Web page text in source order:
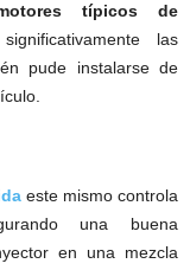
típicos de
las
pude instalarse de
este mismo controla
una buena
en una mezcla